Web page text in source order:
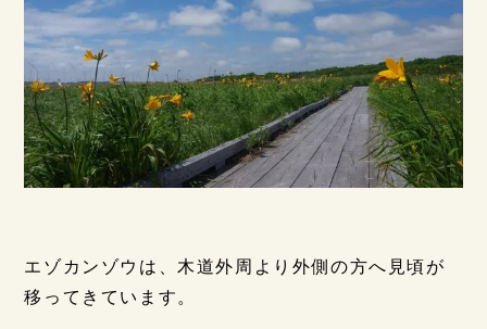
エゾカンゾウは、木道外周より外側の方へ見頃が
移ってきています。